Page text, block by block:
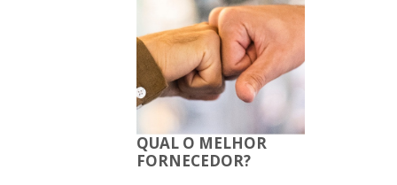
QUAL O MELHOR
FORNECEDOR?